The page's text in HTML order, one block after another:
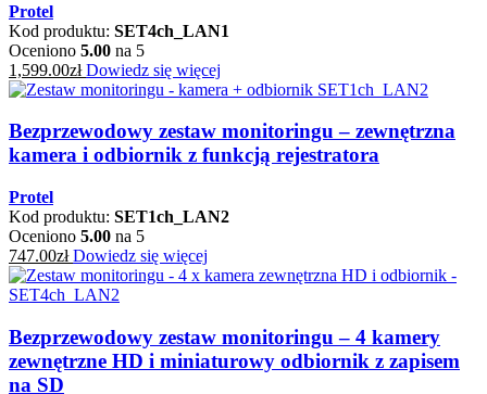
Protel
Kod produktu: SET4ch_LAN1
Oceniono 5.00 na 5
1,599.00zł Dowiedz się więcej
Bezprzewodowy zestaw monitoringu – zewnętrzna
kamera i odbiornik z funkcją rejestratora
Protel
Kod produktu: SET1ch_LAN2
Oceniono 5.00 na 5
747.00zł Dowiedz się więcej
Bezprzewodowy zestaw monitoringu – 4 kamery
zewnętrzne HD i miniaturowy odbiornik z zapisem
na SD